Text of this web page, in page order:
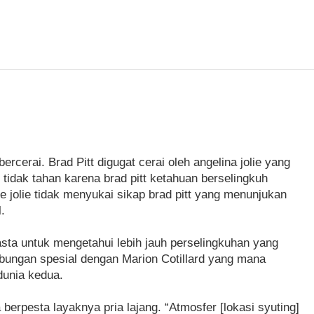
Brad Pitt digugat cerai oleh angelina jolie yang
tahan karena brad pitt ketahuan berselingkuh
jolie tidak menyukai sikap brad pitt yang menunjukan
untuk mengetahui lebih jauh perselingkuhan yang
spesial dengan Marion Cotillard yang mana
kedua.
layaknya pria lajang. “Atmosfer [lokasi syuting]